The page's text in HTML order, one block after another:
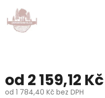
od 2 159,12 Kč
od 1 784,40 Kč bez DPH